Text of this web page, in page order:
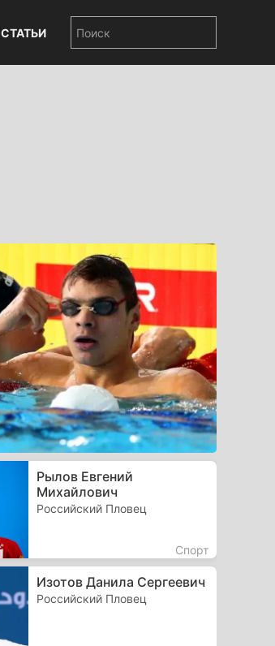
СТАТЬИ
Рылов Евгений
Михайлович
Российский Пловец
Спорт
Изотов Данила Сергеевич
Российский Пловец